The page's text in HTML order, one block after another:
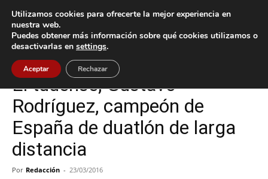
Inicio Deportes
Deportes Tui
El tudense, Gustavo
Rodríguez, campeón de
España de duatlón de larga
distancia
Por Redacción - 23/03/2016
Utilizamos cookies para ofrecerte la mejor experiencia en
nuestra web.
Puedes obtener más información sobre qué cookies utilizamos o
desactivarlas en settings.
Aceptar Rechazar